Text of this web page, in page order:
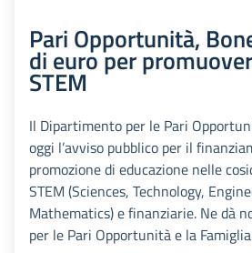
Pari Opportunità,
di euro per
STEM
Il Dipartimento per le Pari
oggi l’avviso pubblico per il
promozione di educazione nelle
STEM (Sciences, Technology,
Mathematics) e finanziarie. Ne dà
per le Pari Opportunità e la